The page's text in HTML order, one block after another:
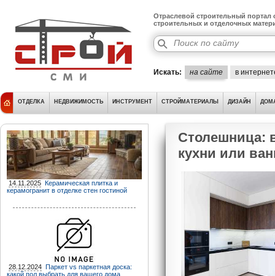
Отраслевой строительный портал
строительных и отделочных
Искать: на сайте в
ОТДЕЛКА НЕДВИЖИМОСТЬ ИНСТРУМЕНТ СТРОЙМАТЕРИАЛЫ ДИЗАЙН
14.11.2025 Керамическая плитка и
керамогранит в отделке стен гостиной
28.12.2024 Паркет vs паркетная доска:
какой пол выбрать для вашего дома
Столешница:
кухни или